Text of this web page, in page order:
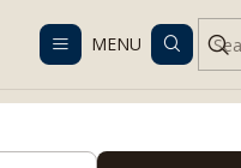
MENU
Revisa las condiciones.
Rodillera Elástica